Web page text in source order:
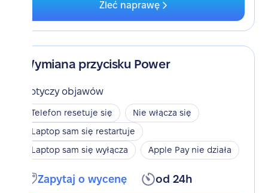
Zleć naprawę
Wymiana przycisku Power
Dotyczy objawów
Telefon resetuje się
Nie włącza się
Laptop sam się restartuje
Laptop sam się wyłącza
Apple Pay nie działa
Zapytaj o wycenę od 24h